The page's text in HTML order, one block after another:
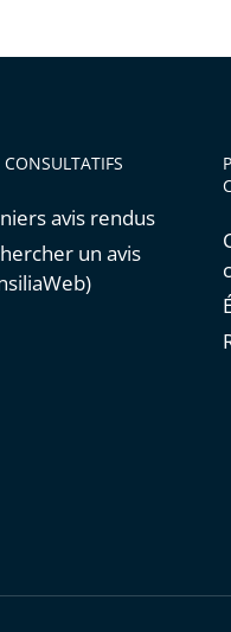
CONSULTATIFS
avis rendus
un avis